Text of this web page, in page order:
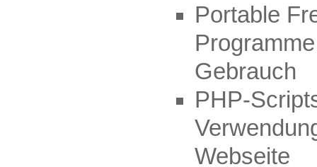
Portable
Gebrauch
PHP-
Webseite